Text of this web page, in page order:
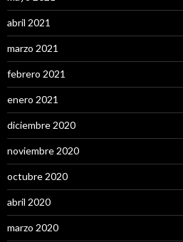
abril 2021
marzo 2021
febrero 2021
enero 2021
diciembre 2020
noviembre 2020
octubre 2020
abril 2020
marzo 2020